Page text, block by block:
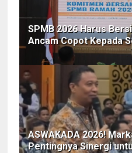
SPMB 2026 Harus
Ancam Copot Kepada
ASWAKADA 2026!
Pentingnya Sinergi